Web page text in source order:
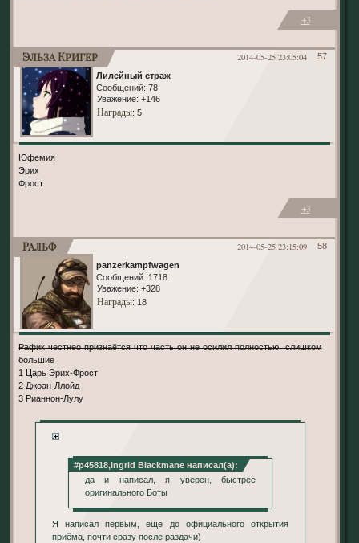
+3
57
2014-05-25 23:05:04
Эльза Кригер
Лилейный страж
Сообщений: 78
Уважение: +146
Награды: 5
Юфемия
Эрих
Фрост
+3
58
2014-05-25 23:15:09
Ральф
panzerkampfwagen
Сообщений: 1718
Уважение: +328
Награды: 18
Рафик честнео признаётся что часть он не осилил полностью, слишком
большие
1ЦарьЭрих-Фрост
2 Джоан-Ллойд
3 Рианнон-Лулу
...
#p45818,Ingrid Blackmane написал(а):
да и написал, я уверен, быстрее
оригинального Боты
Я написал первым, ещё до официального открытия
приёма, почти сразу после раздачи)